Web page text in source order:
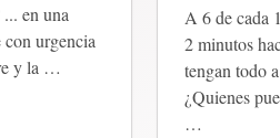
en una
urgencia
y la …
A 6 de cada
2 minutos
tengan todo
¿Quienes
…